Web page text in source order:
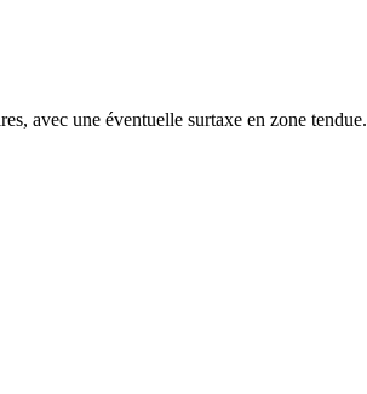
avec une éventuelle surtaxe en zone tendue.